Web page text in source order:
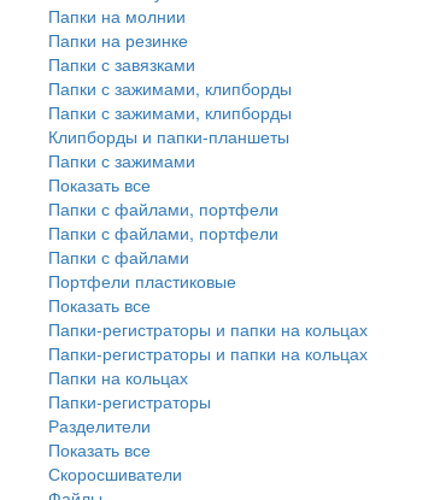
Папки на молнии
Папки на резинке
Папки с завязками
Папки с зажимами, клипборды
Папки с зажимами, клипборды
Клипборды и папки-планшеты
Папки с зажимами
Показать все
Папки с файлами, портфели
Папки с файлами, портфели
Папки с файлами
Портфели пластиковые
Показать все
Папки-регистраторы и папки на кольцах
Папки-регистраторы и папки на кольцах
Папки на кольцах
Папки-регистраторы
Разделители
Показать все
Скоросшиватели